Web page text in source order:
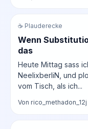
☕ Plauderecke
Wenn
das
Heute Mittag sass
NeelixberliN, und
vom Tisch, als ich...
Von rico_methadon_12j